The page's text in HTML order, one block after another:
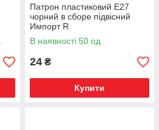
Патрон пластиковий Е27
чорний в сборе підвісний
Импорт R
В наявності 50 од.
24 ₴
Купити